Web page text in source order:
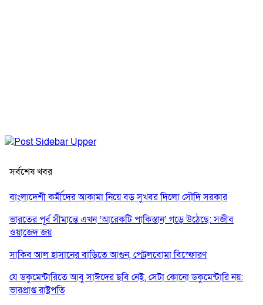
সর্বশেষ খবর
বাংলাদেশী কর্মীদের আকামা নিয়ে বড় সুখবর দিলো সৌদি সরকার
ভারতের পূর্ব সীমান্তে এখন ‘আরেকটি পাকিস্তান’ গড়ে উঠেছে: সজীব
ওয়াজেদ জয়
সাকিব আল হাসানের বাড়িতে আগুন, পেট্রলবোমা বিস্ফোরণ
যে ডকুমেন্টারিতে আবু সাঈদের ছবি নেই, সেটা কোনো ডকুমেন্টারি নয়:
ভারপ্রাপ্ত রাষ্ট্রপতি